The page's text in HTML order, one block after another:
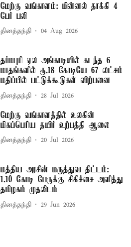
மேற்கு வங்காளம்: மின்னல் தாக்கி 4
பேர் பலி
தினத்தந்தி 04 Aug 2026
தர்மபுரி ஏல அங்காடியில் கடந்த 6
மாதங்களில் ரூ.18 கோடியே 67 லட்சம்
மதிப்பில் பட்டுக்கூடுகள் விற்பனை
தினத்தந்தி 28 Jul 2026
மேற்கு வங்காளத்தில் உலகின்
மிகப்பெரிய தயிர் உற்பத்தி ஆலை
தினத்தந்தி 20 Jul 2026
மத்திய அரசின் மருத்துவ திட்டம்:
1.10 கோடி பேருக்கு சிகிச்சை அளித்து
தமிழகம் முதலிடம்
தினத்தந்தி 29 Jun 2026